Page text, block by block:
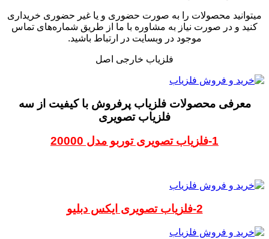
میتوانید محصولات را به صورت حضوری و یا غیر حضوری خریداری
کنید و در صورت نیاز به مشاوره با ما از طریق شماره‌های تماس
موجود در وبسایت در ارتباط باشید.
فلزیاب خارجی اصل
معرفی محصولات فلزیاب پرفروش با کیفیت از سه
فلزیاب تصویری
1-فلزیاب تصویری توربو مدل 20000
2-فلزیاب تصویری ایکس دبلیو